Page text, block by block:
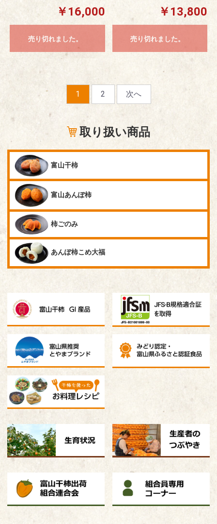
取り扱い商品
富山干柿
富山あんぽ柿
柿ごのみ
あんぽ柿こめ大福
￥16,000
売り切れました。
￥13,800
売り切れました。
1 2 次へ